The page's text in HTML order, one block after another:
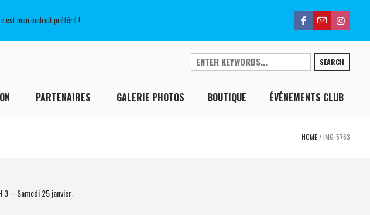
c'est mon endroit préféré !
SEARCH
PARTENAIRES GALERIE PHOTOS BOUTIQUE ÉVÉNEMENTS CLUB
HOME /IMG_5763
3 – Samedi 25 janvier.